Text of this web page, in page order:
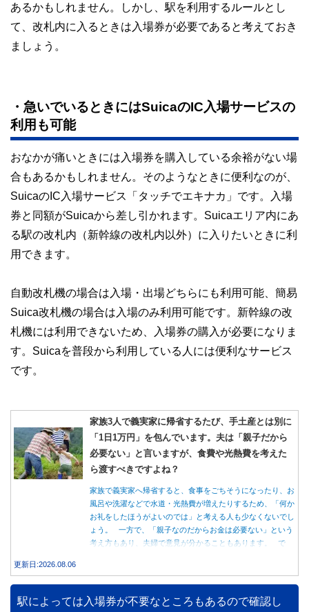
あるかもしれません。しかし、駅を利用するルールとし
て、改札内に入るときは入場券が必要であると考えておき
ましょう。
・急いでいるときにはSuicaのIC入場サービスの
利用も可能
おなかが痛いときには入場券を購入している余裕がない場
合もあるかもしれません。そのようなときに便利なのが、
SuicaのIC入場サービス「タッチでエキナカ」です。入場
券と同額がSuicaから差し引かれます。Suicaエリア内にあ
る駅の改札内（新幹線の改札内以外）に入りたいときに利
用できます。
自動改札機の場合は入場・出場どちらにも利用可能、簡易
Suica改札機の場合は入場のみ利用可能です。新幹線の改
札機には利用できないため、入場券の購入が必要になりま
す。Suicaを普段から利用している人には便利なサービス
です。
家族3人で義実家に帰省するたび、手土産とは別に
「1日1万円」を包んでいます。夫は「親子だから
必要ない」と言いますが、食費や光熱費を考えた
ら渡すべきですよね？
家族で義実家へ帰省すると、食事をごちそうになったり、お
風呂や洗濯などで水道・光熱費が増えたりするため、「何か
お礼をしたほうがよいのでは」と考える人も少なくないでし
ょう。 一方で、「親子なのだからお金は必要ない」という
考え方もあり、夫婦で意見が分かることもあります。 で
ます。
更新日:2026.08.06
駅によっては入場券が不要なところもあるので確認し